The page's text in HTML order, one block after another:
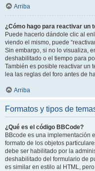
Arriba
¿Cómo hago para reactivar un
Puede hacerlo dándole clic al
viendo el mismo, puede
Sin embargo, si no lo visualiza,
deshabilitado o el tiempo para
También es posible reactivar un
lea las reglas del foro antes de
Arriba
Formatos y tipos de
¿Qué es el código BBCode?
BBcode es una implementación
formato de los objetos
debe ser habilitado por la
deshabilitado del formulario de
es similar en estilo al HTML,